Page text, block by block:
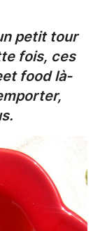
petit tour
fois, ces
food là-